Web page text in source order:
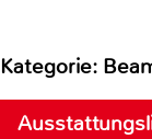
Kategorie: